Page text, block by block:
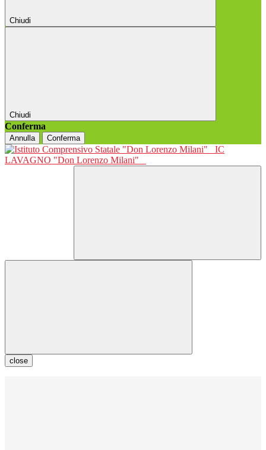
Chiudi
Chiudi
Conferma
Annulla Conferma
IC
LAVAGNO "Don Lorenzo Milani"
close